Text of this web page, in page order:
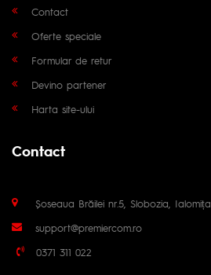
Contact
Oferte speciale
Formular de retur
Devino partener
Harta site-ului
Contact
Șoseaua Brăilei nr.5, Slobozia, Ialomița
support@premiercom.ro
0371 311 022